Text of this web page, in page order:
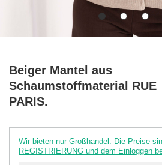
Beiger Mantel aus
Schaumstoffmaterial RUE
PARIS.
Wir bieten nur Großhandel. Die Preise
REGISTRIERUNG und dem Einloggen